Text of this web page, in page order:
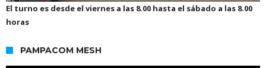
El turno es desde el viernes a las 8.00 hasta el sábado a las 8.00
horas
PAMPACOM MESH